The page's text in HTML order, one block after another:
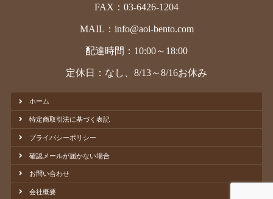
FAX：03-6426-1204
MAIL：info@aoi-bento.com
配達時間：10:00～18:00
定休日：なし、8/13～8/16お休み
ホーム
特定商取引法に基づく表記
プライバシーポリシー
確認メールが届かない場合
お問い合わせ
会社概要